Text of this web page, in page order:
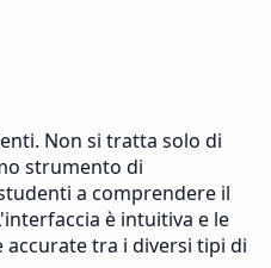
Non si tratta solo di
strumento di
a comprendere il
è intuitiva e le
tra i diversi tipi di